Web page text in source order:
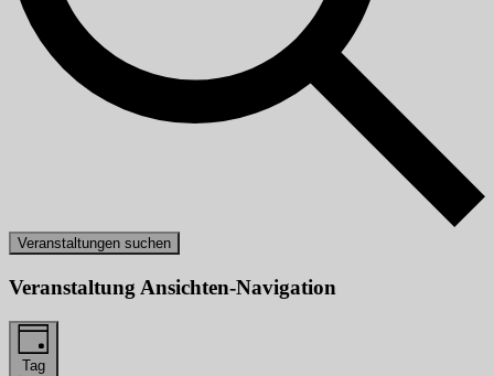
Veranstaltungen suchen
Veranstaltung Ansichten-Navigation
Tag